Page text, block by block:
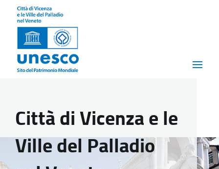
Città di Vicenza e le
Ville del Palladio